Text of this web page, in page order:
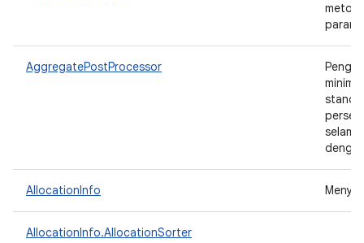
AggregatePostProcessor
AllocationInfo
AllocationInfo.AllocationSorter